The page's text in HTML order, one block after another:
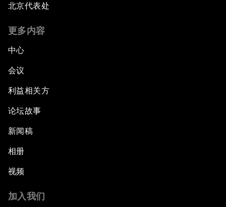
北京代表处
更多内容
中心
会议
利益相关方
论坛故事
新闻稿
相册
视频
加入我们